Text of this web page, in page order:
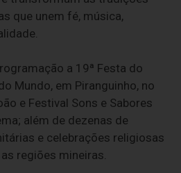
que unem fé, música,
a 19ª Festa do
Mundo, em Piranguinho, no
e Festival Sons e Sabores
além de dezenas de
e celebrações religiosas
regiões mineiras.